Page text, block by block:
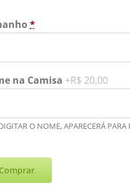
*
na Camisa +R$ 20,00
O NOME, APARECERÁ PARA
Comprar